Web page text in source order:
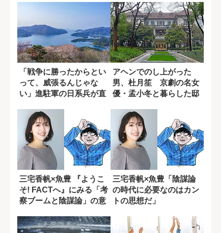
「戦争に勝ったからとい
って、威張るんじゃな
い」進駐軍の日系兵が直
アヘンでのし上がった
男、杜月笙 京劇の名女
優・孟小冬と暮らした邸
三宅香帆×魚豊 『ようこ
そ! FACTへ』にみる「考
察ブームと陰謀論」の意
三宅香帆×魚豊「陰謀論
の時代に必要なのはカン
トの思想だ」